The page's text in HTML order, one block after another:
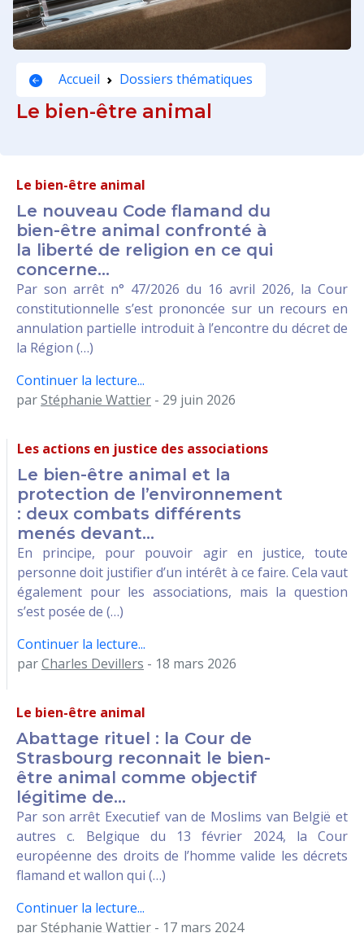
Accueil Dossiers thématiques
Le bien-être animal
Le bien-être animal
Le nouveau Code flamand du
bien-être animal confronté à
la liberté de religion en ce qui
concerne...
Par son arrêt n° 47/2026 du 16 avril 2026, la Cour
constitutionnelle s’est prononcée sur un recours en
annulation partielle introduit à l’encontre du décret de
la Région (…)
Continuer la lecture...
parStéphanie Wattier - 29 juin 2026
Les actions en justice des associations
Le bien-être animal et la
protection de l’environnement
: deux combats différents
menés devant...
En principe, pour pouvoir agir en justice, toute
personne doit justifier d’un intérêt à ce faire. Cela vaut
également pour les associations, mais la question
s’est posée de (…)
Continuer la lecture...
parCharles Devillers - 18 mars 2026
Le bien-être animal
Abattage rituel : la Cour de
Strasbourg reconnait le bien-
être animal comme objectif
légitime de...
Par son arrêt Executief van de Moslims van België et
autres c. Belgique du 13 février 2024, la Cour
européenne des droits de l’homme valide les décrets
flamand et wallon qui (…)
Continuer la lecture...
parStéphanie Wattier - 17 mars 2024